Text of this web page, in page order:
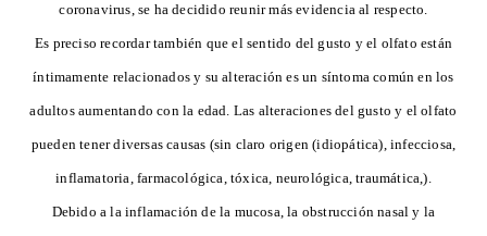
coronavirus, se ha decidido reunir más evidencia al respecto.
Es preciso recordar también que el sentido del gusto y el olfato están
íntimamente relacionados y su alteración es un síntoma común en los
adultos aumentando con la edad. Las alteraciones del gusto y el olfato
pueden tener diversas causas (sin claro origen (idiopática), infecciosa,
inflamatoria, farmacológica, tóxica, neurológica, traumática,).
Debido a la inflamación de la mucosa, la obstrucción nasal y la